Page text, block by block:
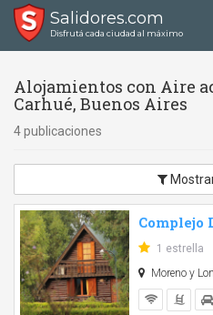
Salidores.com
Disfrutá cada ciudad al máximo
Alojamientos con Aire
Carhué, Buenos Aires
4 publicaciones
Complejo
1 estrella
Moreno y